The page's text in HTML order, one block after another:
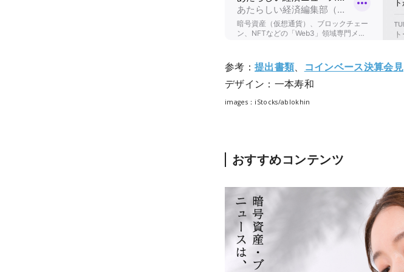
参考： 提出書類、
コインベース決算会見
デザイン：一本寿和
images：iStocks/ablokhin
おすすめコンテンツ